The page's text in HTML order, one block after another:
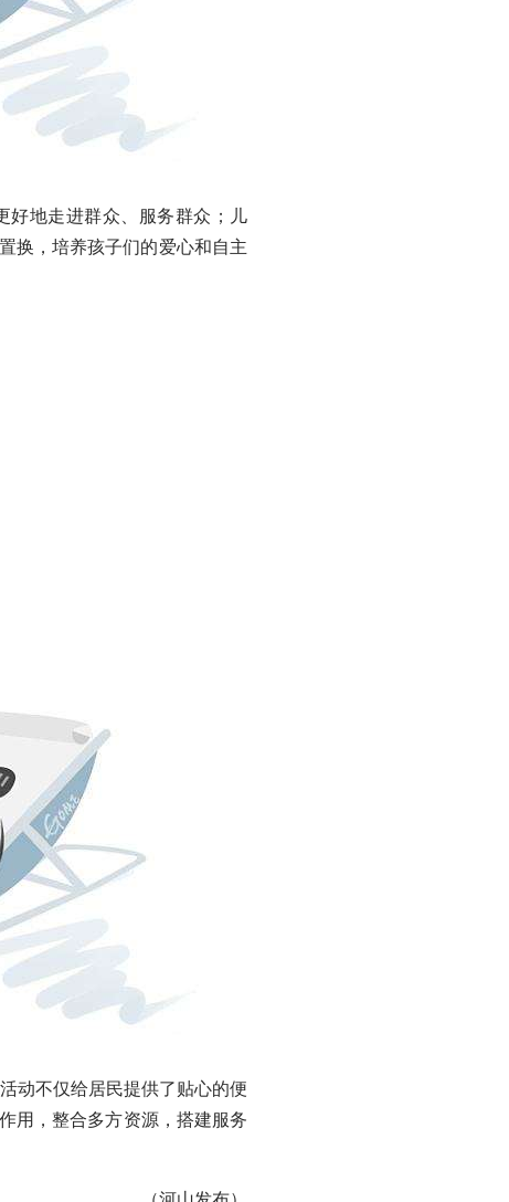
地走进群众、服务群众；儿
换，培养孩子们的爱心和自主
动不仅给居民提供了贴心的便
用，整合多方资源，搭建服务